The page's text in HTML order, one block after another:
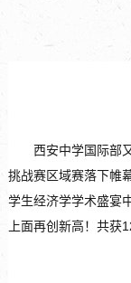
西安中学国际部
挑战赛区域赛落下帷
学生经济学学术盛宴
上面再创新高！共获